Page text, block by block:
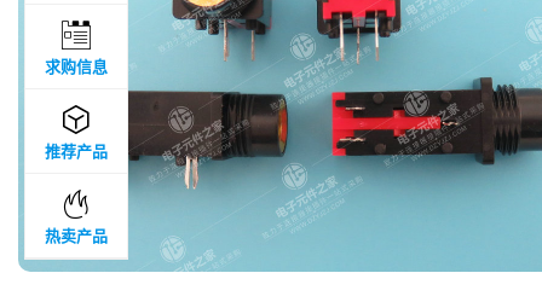

求购信息

推荐产品

热卖产品